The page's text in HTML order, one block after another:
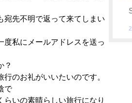
宛先不明で返って来てしまい
度私にメールアドレスを送っ
？
のお礼がいいたいのです。
で
らいの素晴らしい旅行になり